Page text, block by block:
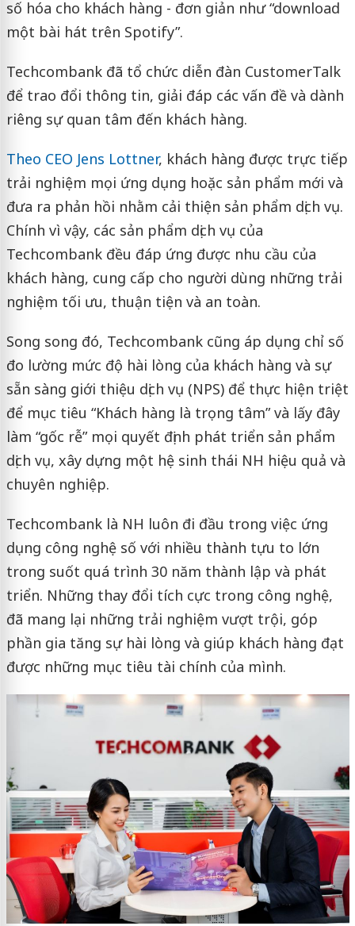
số hóa cho khách hàng - đơn giản như “download
một bài hát trên Spotify”.
Techcombank đã tổ chức diễn đàn CustomerTalk
để trao đổi thông tin, giải đáp các vấn đề và dành
riêng sự quan tâm đến khách hàng.
Theo CEO Jens Lottner, khách hàng được trực tiếp
trải nghiệm mọi ứng dụng hoặc sản phẩm mới và
đưa ra phản hồi nhằm cải thiện sản phẩm dịch vụ.
Chính vì vậy, các sản phẩm dịch vụ của
Techcombank đều đáp ứng được nhu cầu của
khách hàng, cung cấp cho người dùng những trải
nghiệm tối ưu, thuận tiện và an toàn.
Song song đó, Techcombank cũng áp dụng chỉ số
đo lường mức độ hài lòng của khách hàng và sự
sẵn sàng giới thiệu dịch vụ (NPS) để thực hiện triệt
để mục tiêu “Khách hàng là trọng tâm” và lấy đây
làm “gốc rễ” mọi quyết định phát triển sản phẩm
dịch vụ, xây dựng một hệ sinh thái NH hiệu quả và
chuyên nghiệp.
Techcombank là NH luôn đi đầu trong việc ứng
dụng công nghệ số với nhiều thành tựu to lớn
trong suốt quá trình 30 năm thành lập và phát
triển. Những thay đổi tích cực trong công nghệ,
đã mang lại những trải nghiệm vượt trội, góp
phần gia tăng sự hài lòng và giúp khách hàng đạt
được những mục tiêu tài chính của mình.